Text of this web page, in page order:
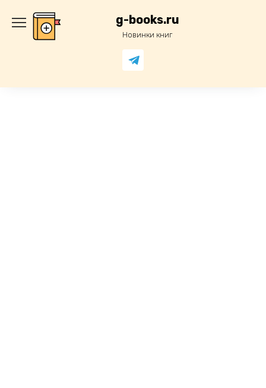
содержанию
g-books.ru
Новинки книг